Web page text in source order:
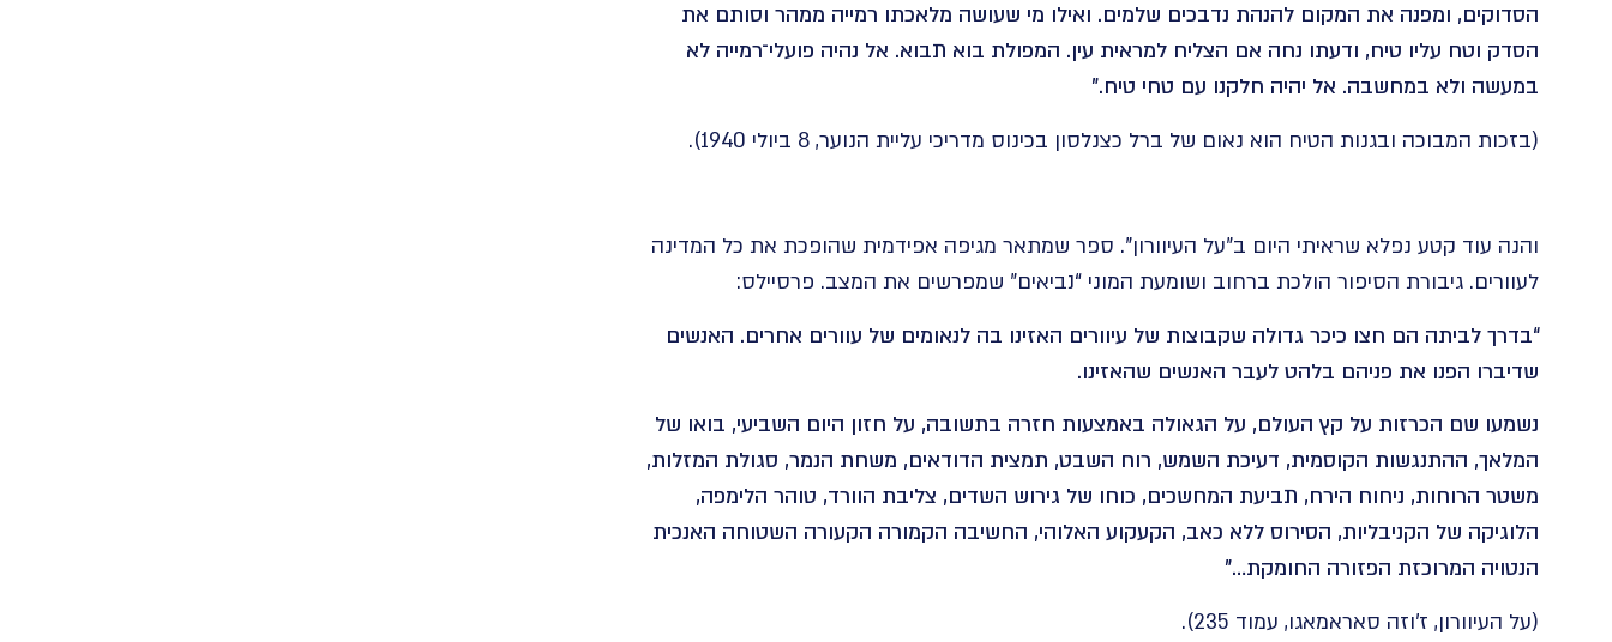
הסדוקים, ומפנה את המקום להנהת נדבכים שלמים. ואילו מי שעושה מלאכתו רמייה ממהר וסותם את
הסדק וטח עליו טיח, ודעתו נחה אם הצליח למראית עין. המפולת בוא תבוא. אל נהיה פועלי־רמייה לא
במעשה ולא במחשבה. אל יהיה חלקנו עם טחי טיח.”
(בזכות המבוכה ובגנות הטיח הוא נאום של ברל כצנלסון בכינוס מדריכי עליית הנוער, 8 ביולי 1940).
והנה עוד קטע נפלא שראיתי היום ב”על העיוורון”. ספר שמתאר מגיפה אפידמית שהופכת את כל המדינה
לעוורים. גיבורת הסיפור הולכת ברחוב ושומעת המוני “נביאים” שמפרשים את המצב. פרסיילס:
“בדרך לביתה הם חצו כיכר גדולה שקבוצות של עיוורים האזינו בה לנאומים של עוורים אחרים. האנשים
שדיברו הפנו את פניהם בלהט לעבר האנשים שהאזינו.
נשמעו שם הכרזות על קץ העולם, על הגאולה באמצעות חזרה בתשובה, על חזון היום השביעי, בואו של
המלאך, ההתנגשות הקוסמית, דעיכת השמש, רוח השבט, תמצית הדודאים, משחת הנמר, סגולת המזלות,
משטר הרוחות, ניחוח הירח, תביעת המחשכים, כוחו של גירוש השדים, צליבת הוורד, טוהר הלימפה,
הלוגיקה של הקניבליות, הסירוס ללא כאב, הקעקוע האלוהי, החשיבה הקמורה הקעורה השטוחה האנכית
הנטויה המרוכזת הפזורה החומקת…”
(על העיוורון, ז’וזה סאראמאגו, עמוד 235).